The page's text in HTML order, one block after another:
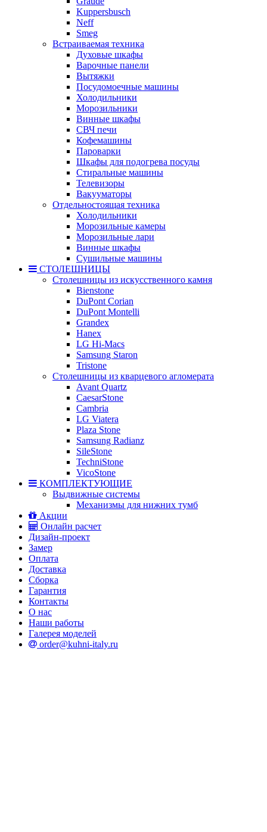
Kuppersbusch
Neff
Smeg
Встраиваемая техника
Духовые шкафы
Варочные панели
Вытяжки
Посудомоечные машины
Холодильники
Морозильники
Винные шкафы
СВЧ печи
Кофемашины
Пароварки
Шкафы для подогрева посуды
Стиральные машины
Телевизоры
Вакууматоры
Отдельностоящая техника
Холодильники
Морозильные камеры
Морозильные лари
Винные шкафы
Сушильные машины
СТОЛЕШНИЦЫ
Столешницы из искусственного камня
Bienstone
DuPont Corian
DuPont Montelli
Grandex
Hanex
LG Hi-Macs
Samsung Staron
Tristone
Столешницы из кварцевого агломерата
Avant Quartz
CaesarStone
Cambria
LG Viatera
Plaza Stone
Samsung Radianz
SileStone
TechniStone
VicoStone
КОМПЛЕКТУЮЩИЕ
Выдвижные системы
Механизмы для нижних тумб
Акции
Онлайн расчет
Дизайн-проект
Замер
Оплата
Доставка
Сборка
Гарантия
Контакты
О нас
Наши работы
Галерея моделей
order@kuhni-italy.ru